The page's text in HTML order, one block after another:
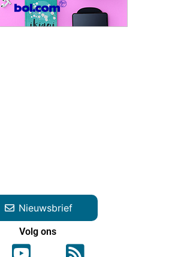
Nieuwsbrief
Volg ons